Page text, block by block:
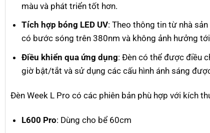
màu và phát triển tốt hơn.
Tích hợp bóng LED UV: Theo thông tin từ nhà
có bước sóng trên 380nm và không ảnh hưởng
Điều khiển qua ứng dụng: Đèn có thể được điều
giờ bật/tắt và sử dụng các cấu hình ánh sáng
Đèn Week L Pro có các phiên bản phù hợp với kích
L600 Pro: Dùng cho bể 60cm